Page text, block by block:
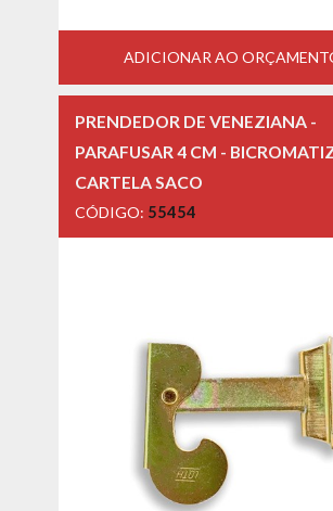
ADICIONAR AO
PRENDEDOR DE VENEZIANA -
PARAFUSAR 4 CM -
CARTELA SACO
CÓDIGO: 55454